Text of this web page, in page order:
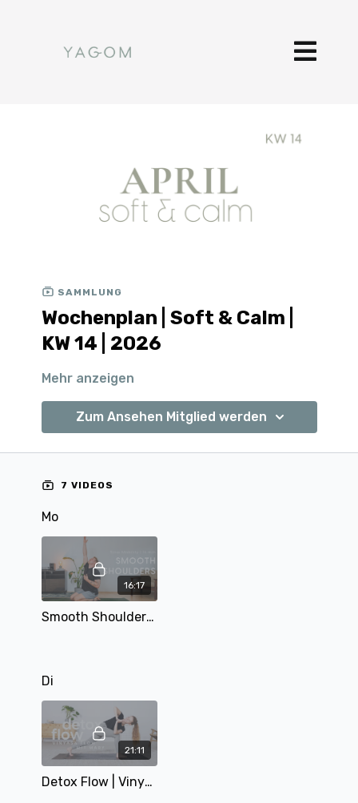
SAMMLUNG
Wochenplan | Soft & Calm |
KW 14 | 2026
Mehr anzeigen
Zum Ansehen Mitglied werden
7 VIDEOS
Mo
16:17
Smooth Shoulders | Slow Mobility | 16 min | mit Tobi
Di
21:11
Detox Flow | Vinyasa | 22 Min | mit Mary